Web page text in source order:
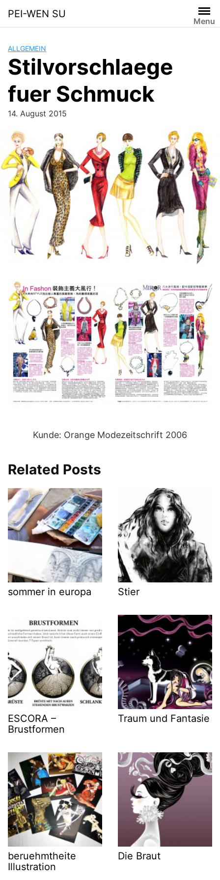
content
PEI-WEN SU
Menu
ALLGEMEIN
Stilvorschlaege
fuer Schmuck
14. August 2015
Kunde: Orange Modezeitschrift 2006
Related Posts
sommer in europa Stier
ESCORA –
Brustformen
Traum und Fantasie
beruehmtheite
Illustration
Die Braut